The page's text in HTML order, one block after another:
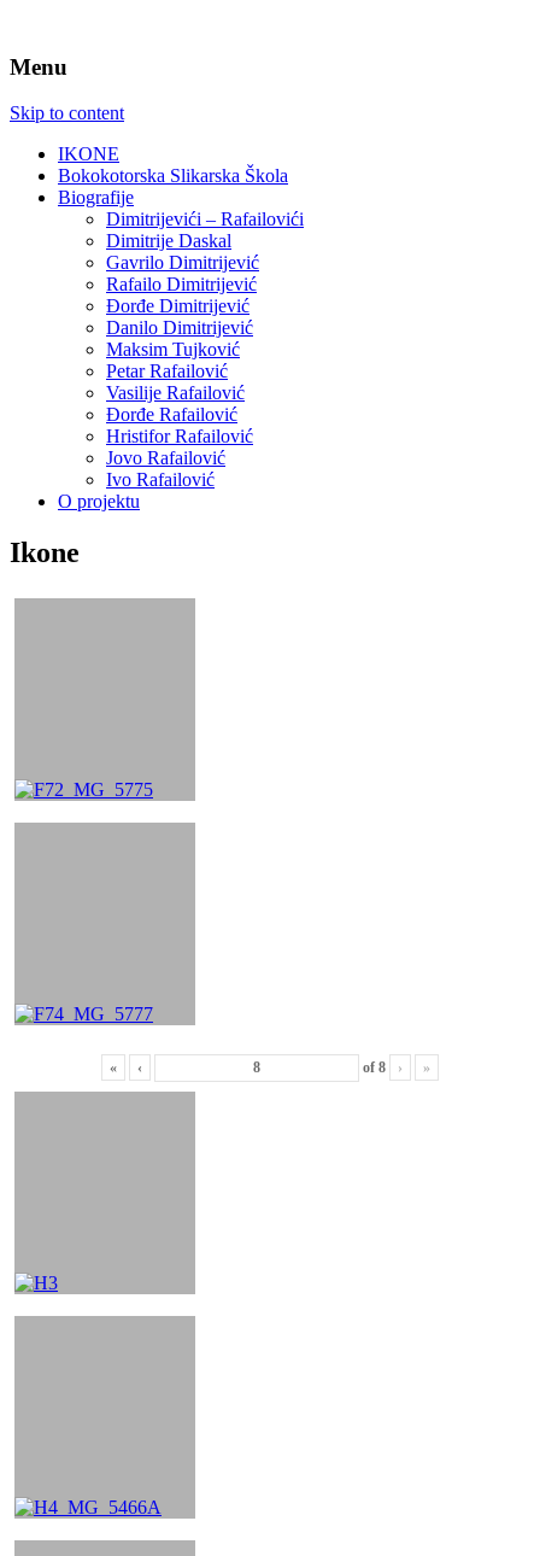
Menu
Skip to content
IKONE
Bokokotorska Slikarska Škola
Biografije
Dimitrijevići – Rafailovići
Dimitrije Daskal
Gavrilo Dimitrijević
Rafailo Dimitrijević
Đorđe Dimitrijević
Danilo Dimitrijević
Maksim Tujković
Petar Rafailović
Vasilije Rafailović
Đorđe Rafailović
Hristifor Rafailović
Jovo Rafailović
Ivo Rafailović
O projektu
Ikone
« ‹ of 8 › »